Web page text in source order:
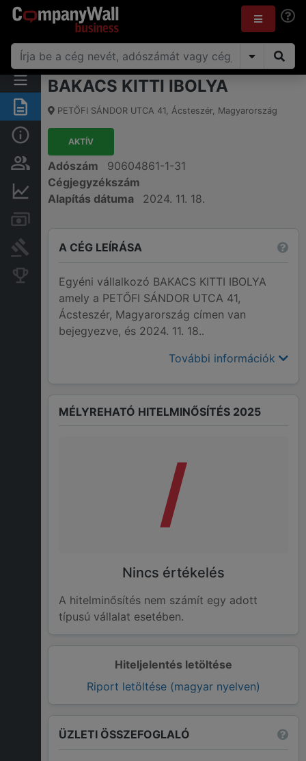
Összegzés
Alap információk
Személyek és tulajdonjog
Pénzügyi információk
Bírósági eljárások
Konkurens cégek
BAKACS KITTI IBOLYA
PETŐFI SÁNDOR UTCA 41, Ácsteszér, Magyarország
AKTÍV
Adószám
90604861-1-31
Cégjegyzékszám
Alapítás dátuma
2024. 11. 18.
A CÉG LEÍRÁSA
Egyéni vállalkozó BAKACS KITTI IBOLYA
amely a PETŐFI SÁNDOR UTCA 41,
Ácsteszér, Magyarország címen van
bejegyezve, és 2024. 11. 18..
További információk
Hiteljelentés letöltése
Riport letöltése (magyar nyelven)
MÉLYREHATÓ HITELMINŐSÍTÉS 2025
/
Nincs értékelés
A hitelminősítés nem számít egy adott
típusú vállalat esetében.
ÜZLETI ÖSSZEFOGLALÓ